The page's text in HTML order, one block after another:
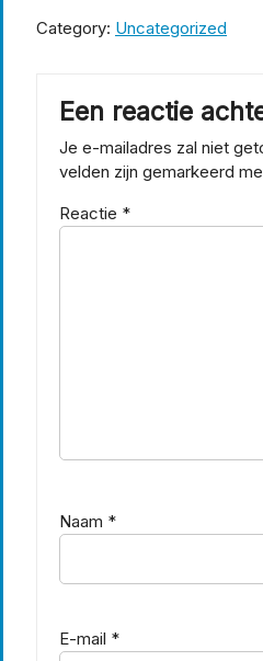
Category: Uncategorized
Een reactie
Je e-mailadres zal niet
velden zijn gemarkeerd
Reactie *
Naam *
E-mail *